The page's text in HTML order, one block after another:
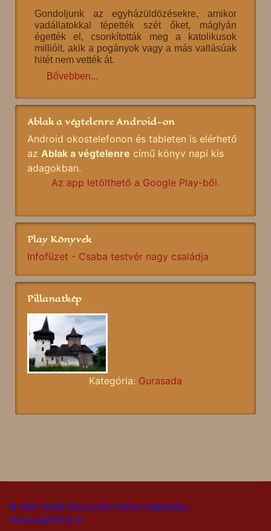
Gondoljunk az egyházüldözésekre, amikor
vadállatokkal tépették szét őket, máglyán
égették el, csonkították meg a katolikusok
millióit, akik a pogányok vagy a más vallásúak
hitét nem vették át.
Bővebben...
Ablak a végtelenre Android-on
Android okostelefonon és tableten is elérhető
az Ablak a végtelenre című könyv napi kis
adagokban.
Az app letölthető a Google Play-ből.
Play Könyvek
Infofüzet - Csaba testvér nagy családja
Pillanatkép
Kategória: Gurasada
© 2007-2026 Dévai Szent Ferenc Alapítvány -
www.magnificat.ro